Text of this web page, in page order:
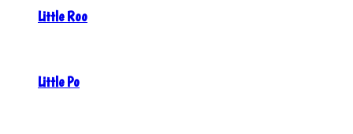
Little Roo
Little Po